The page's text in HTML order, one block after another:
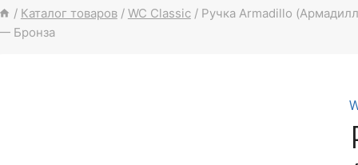
/ Каталог товаров / WC Classic / Ручка Armadillo
Бронза